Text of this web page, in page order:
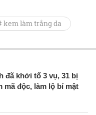
kem làm trắng da
đã khởi tố 3 vụ, 31 bị
mã độc, làm lộ bí mật